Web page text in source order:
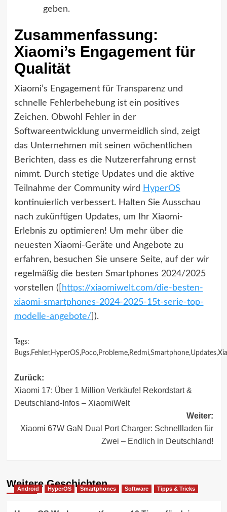
geben.
Zusammenfassung:
Xiaomi’s Engagement für
Qualität
Xiaomi’s Engagement für Transparenz und
schnelle Fehlerbehebung ist ein positives
Zeichen. Obwohl Fehler in der
Softwareentwicklung unvermeidlich sind, zeigt
das Unternehmen mit seinen wöchentlichen
Berichten, dass es die Nutzererfahrung ernst
nimmt. Durch stetige Updates und die aktive
Teilnahme der Community wird HyperOS
kontinuierlich verbessert. Halten Sie Ausschau
nach zukünftigen Updates, um Ihr Xiaomi-
Erlebnis zu optimieren! Um mehr über die
neuesten Xiaomi-Geräte und Angebote zu
erfahren, besuchen Sie unsere Seite, auf der wir
regelmäßig die besten Smartphones 2024/2025
vorstellen ([ https://xiaomiwelt.com/die-besten-
xiaomi-smartphones-2024-2025-15t-serie-top-
modelle-angebote/ ]).
Tags:
Bugs,Fehler,HyperOS,Poco,Probleme,Redmi,Smartphone,Updates,
Beitragsnavigation
Zurück:
Xiaomi 17: Über 1 Million Verkäufe! Rekordstart &
Deutschland-Infos – XiaomiWelt
Weiter:
Xiaomi 67W GaN Dual Port Charger: Schnellladen für
Zwei – Endlich in Deutschland!
Weitere Geschichten
Android HyperOS Smartphones Software Tipps & Tricks